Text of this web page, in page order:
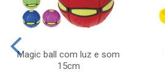
Magic ball com luz e som
15cm